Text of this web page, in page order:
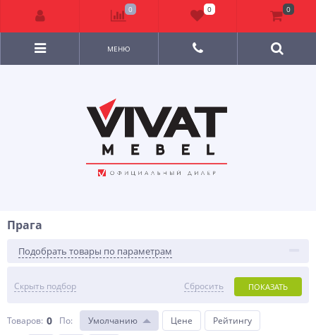
МЕНЮ
Прага
Подобрать товары по параметрам
Скрыть подбор ПОКАЗАТЬ
Сбросить
Товаров: 0 По: Умолчанию Цене
Рейтингу
0 0 0